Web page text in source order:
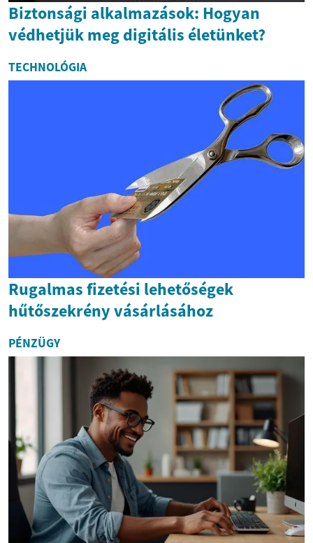
Biztonsági alkalmazások: Hogyan
védhetjük meg digitális életünket?
TECHNOLÓGIA
Rugalmas fizetési lehetőségek
hűtőszekrény vásárlásához
PÉNZÜGY